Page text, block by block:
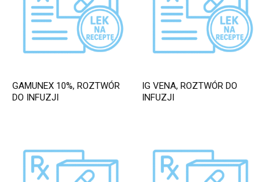
GAMUNEX 10%, ROZTWÓR
DO INFUZJI
IG VENA, ROZTWÓR DO
INFUZJI